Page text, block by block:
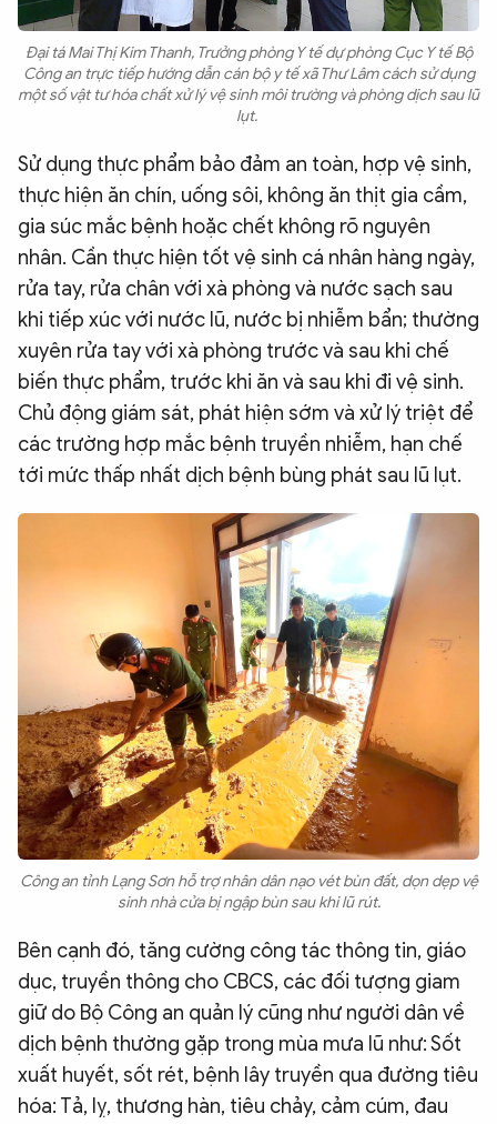
Đại tá Mai Thị Kim Thanh, Trưởng phòng Y tế dự phòng Cục Y tế Bộ
Công an trực tiếp hướng dẫn cán bộ y tế xã Thư Lâm cách sử dụng
một số vật tư hóa chất xử lý vệ sinh môi trường và phòng dịch sau lũ
lụt.
Sử dụng thực phẩm bảo đảm an toàn, hợp vệ sinh,
thực hiện ăn chín, uống sôi, không ăn thịt gia cầm,
gia súc mắc bệnh hoặc chết không rõ nguyên
nhân. Cần thực hiện tốt vệ sinh cá nhân hàng ngày,
rửa tay, rửa chân với xà phòng và nước sạch sau
khi tiếp xúc với nước lũ, nước bị nhiễm bẩn; thường
xuyên rửa tay với xà phòng trước và sau khi chế
biến thực phẩm, trước khi ăn và sau khi đi vệ sinh.
Chủ động giám sát, phát hiện sớm và xử lý triệt để
các trường hợp mắc bệnh truyền nhiễm, hạn chế
tới mức thấp nhất dịch bệnh bùng phát sau lũ lụt.
Công an tỉnh Lạng Sơn hỗ trợ nhân dân nạo vét bùn đất, dọn dẹp vệ
sinh nhà cửa bị ngập bùn sau khi lũ rút.
Bên cạnh đó, tăng cường công tác thông tin, giáo
dục, truyền thông cho CBCS, các đối tượng giam
giữ do Bộ Công an quản lý cũng như người dân về
dịch bệnh thường gặp trong mùa mưa lũ như: Sốt
xuất huyết, sốt rét, bệnh lây truyền qua đường tiêu
hóa: Tả, lỵ, thương hàn, tiêu chảy, cảm cúm, đau